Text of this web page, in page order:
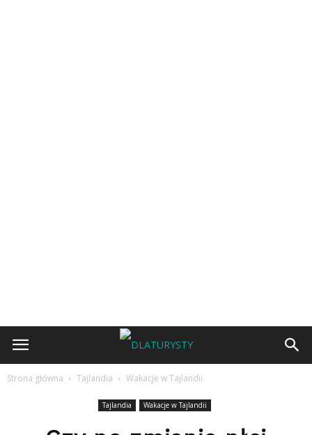
Strona główna Tajlandia Wakacje w Tajlandii
Tajlandia Wakacje w Tajlandii